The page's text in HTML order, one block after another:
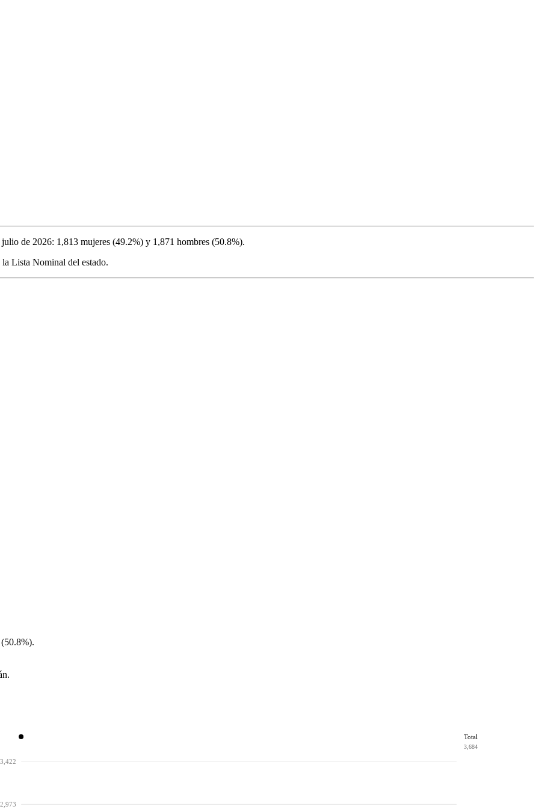
julio de 2026: 1,813 mujeres (49.2%) y 1,871 hombres (50.8%).
Lista Nominal del estado.
2,973
3,422
Total
3,684